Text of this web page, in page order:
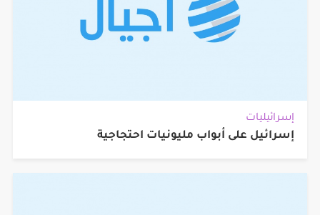
إسرائيليات
إسرائيل على أبواب مليونيات احتجاجية